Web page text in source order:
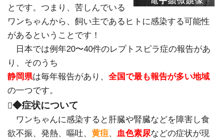
とです。つまり、苦しんでいる
ワンちゃんから、飼い主であるヒトに感染する可能性
があるということです！
日本では例年20〜40件のレプトスピラ症の報告があ
り、そのうち
静岡県は毎年報告があり、 全国で最も報告が多い地域
の一つです。
◆症状について
ワンちゃんに感染すると肝臓や腎臓などを障害し食
欲不振、発熱、嘔吐、 黄疸、 血色素尿などの症状が現